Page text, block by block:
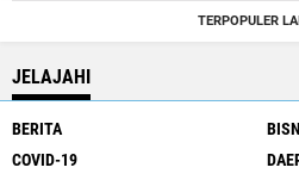
TERPOPULER
JELAJAHI
BERITA
COVID-19